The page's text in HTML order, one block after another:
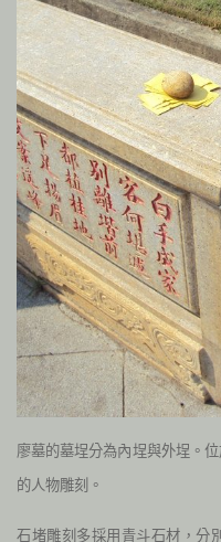
廖墓的墓埕分為內埕與外埕。
的人物雕刻。
石堵雕刻多採用青斗石材，分